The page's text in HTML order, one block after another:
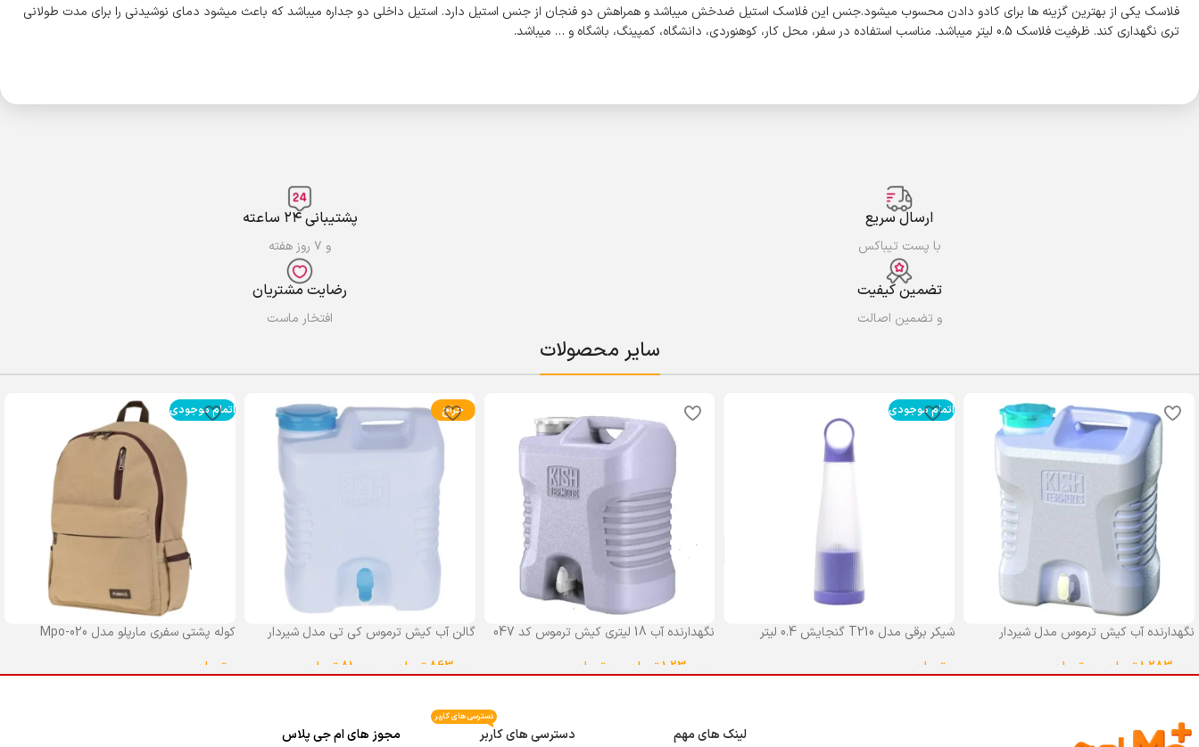
فلاسک یکی از بهترین گزینه ها برای کادو دادن محسوب میشود.جنس این فلاسک استیل ضدخش میباشد و همراهش دو فنجان از جنس استیل دارد. استیل داخلی دو جداره میباشد که باعث میشود دمای نوشیدنی را برای مدت طولانی
تری نگهداری کند. ظرفیت فلاسک 0.5 لیتر میباشد. مناسب استفاده در سفر، محل کار، کوهنوردی، دانشگاه، کمپینگ، باشگاه و … میباشد.
ارسال سریع
با پست تیباکس
پشتیبانی ۲۴ ساعته
و ۷ روز هفته
تضمین کیفیت
و تضمین اصالت
رضایت مشتریان
افتخار ماست
سایر محصولات
نگهدارنده آب کیش ترموس مدل شیردار
1,283,000تومان تومان
اتمام موجودی
شیکر برقی مدل T210 گنجایش 0.4 لیتر
تومان
نگهدارنده آب 18 لیتری کیش ترموس کد 047
1,230,000تومان تومان
حراج
گالن آب کیش ترموس کی تی مدل شیردار
863,000 تومان 810,000 تومان
اتمام موجودی
کوله پشتی سفری مارپلو مدل Mpo-020
تومان
لینک های مهم دسترسی های کاربر
دسترسی های کاربر
مجوز های ام جی پلاس